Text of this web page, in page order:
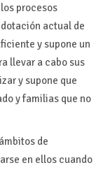
procesos
actual de
y supone un
llevar a cabo sus
y supone que
y familias que no
de
en ellos cuando